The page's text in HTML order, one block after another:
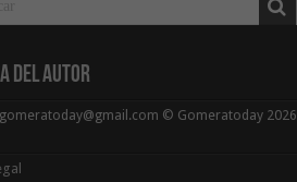
del Autor
© Gomeratoday 2026